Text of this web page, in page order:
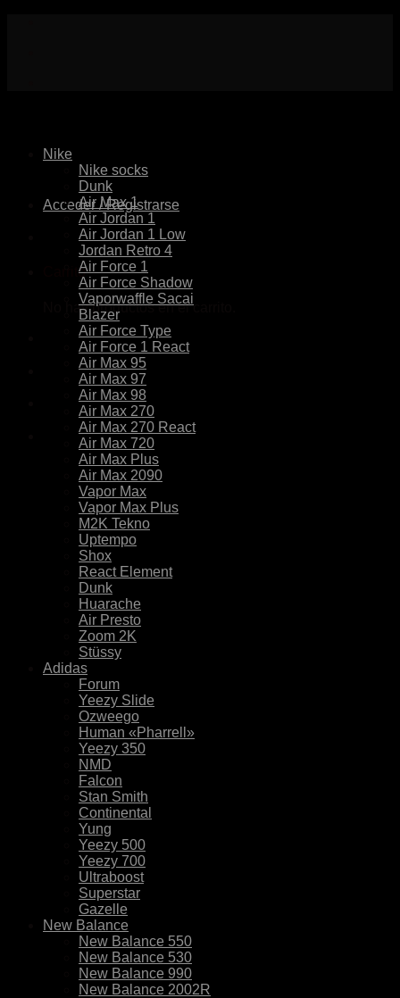
Acceder / Registrarse
Carrito
No hay productos en el carrito.
Nike
Nike socks
Dunk
Air Max 1
Air Jordan 1
Air Jordan 1 Low
Jordan Retro 4
Air Force 1
Air Force Shadow
Vaporwaffle Sacai
Blazer
Air Force Type
Air Force 1 React
Air Max 95
Air Max 97
Air Max 98
Air Max 270
Air Max 270 React
Air Max 720
Air Max Plus
Air Max 2090
Vapor Max
Vapor Max Plus
M2K Tekno
Uptempo
Shox
React Element
Dunk
Huarache
Air Presto
Zoom 2K
Stüssy
Adidas
Forum
Yeezy Slide
Ozweego
Human «Pharrell»
Yeezy 350
NMD
Falcon
Stan Smith
Continental
Yung
Yeezy 500
Yeezy 700
Ultraboost
Superstar
Gazelle
New Balance
New Balance 550
New Balance 530
New Balance 990
New Balance 2002R